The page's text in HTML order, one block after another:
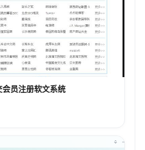
员注册软文系统